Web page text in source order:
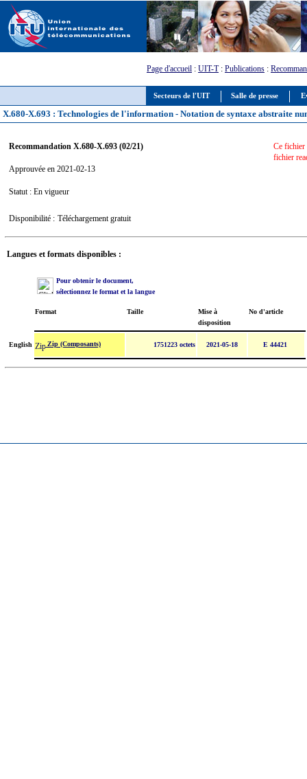
Secteurs de l'UIT Salle de presse
Page d'accueil : UIT-T: Publications :
X.680-X.693 : Technologies de l'information - Notation de syntaxe abstraite
Recommandation X.680-X.693 (02/21)
Approuvée en 2021-02-13
Statut : En vigueur
Ce fichier
fichier
Disponibilité : Téléchargement gratuit
Langues et formats disponibles :
Pour obtenir le document,
sélectionnez le format et la langue
Format Taille
Mise à
disposition
No d'article
English Zip (Composants) 1751223 octets 2021-05-18 E 44421